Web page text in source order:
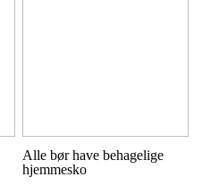
Alle bør have behagelige
hjemmesko